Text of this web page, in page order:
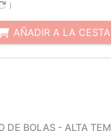
)
AÑADIR A LA CESTA
DE BOLAS - ALTA